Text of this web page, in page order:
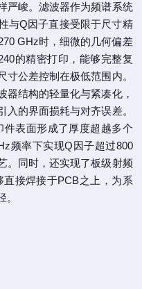
严峻。滤波器作为频谱系统
与Q因子直接受限于尺寸精
GHz时，细微的几何偏差
的精密打印，能够完整复
公差控制在极低范围内。
器结构的轻量化与紧凑化，
的界面损耗与对齐误差。
件表面形成了厚度超越多个
频率下实现Q因子超过800
。同时，还实现了板级射频
接焊接于PCB之上，为系